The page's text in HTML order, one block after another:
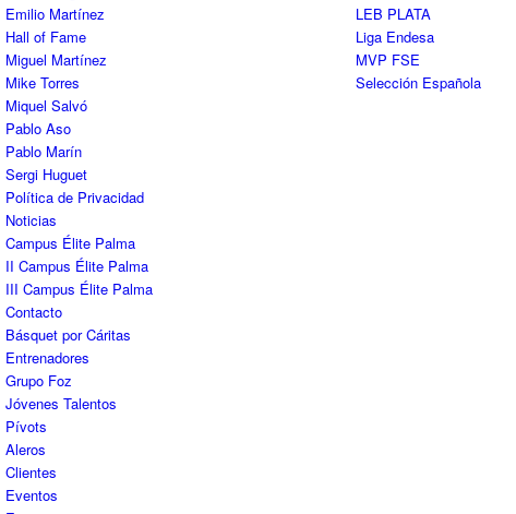
Emilio Martínez
Hall of Fame
Miguel Martínez
Mike Torres
Miquel Salvó
Pablo Aso
Pablo Marín
Sergi Huguet
Política de Privacidad
Noticias
Campus Élite Palma
II Campus Élite Palma
III Campus Élite Palma
Contacto
Básquet por Cáritas
Entrenadores
Grupo Foz
Jóvenes Talentos
Pívots
Aleros
Clientes
Eventos
LEB PLATA
Liga Endesa
MVP FSE
Selección Española